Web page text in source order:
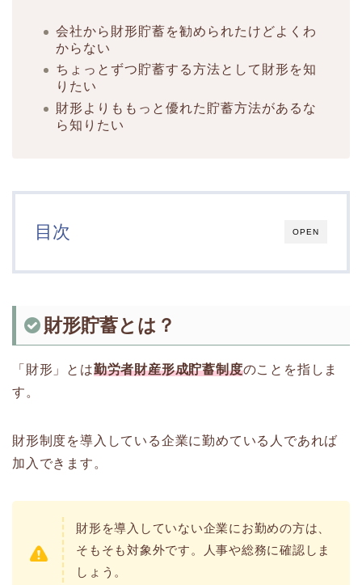
会社から財形貯蓄を勧められたけどよくわ
からない
ちょっとずつ貯蓄する方法として財形を知
りたい
財形よりももっと優れた貯蓄方法があるな
ら知りたい
OPEN
目次
財形貯蓄とは？
「財形」とは勤労者財産形成貯蓄制度のことを指しま
す。
財形制度を導入している企業に勤めている人であれば
加入できます。
財形を導入していない企業にお勤めの方は、
そもそも対象外です。人事や総務に確認しま
しょう。